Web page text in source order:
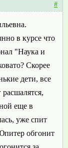
#
в курсе что
"Наука и
Скорее
дети, все
еще в
уже спит
обгонит